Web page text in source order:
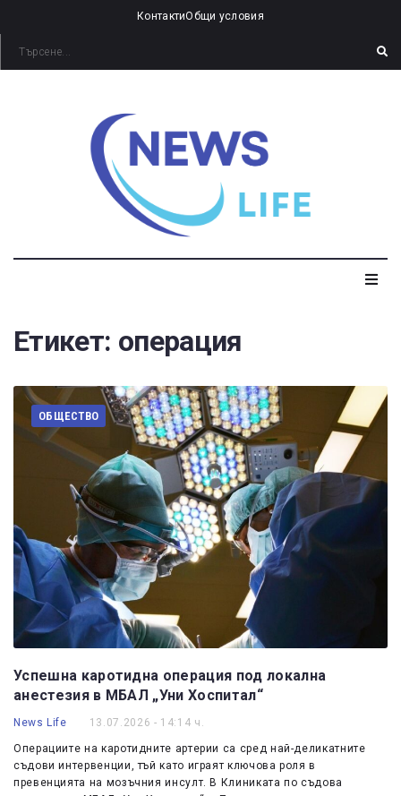
КонтактиОбщи условия
Етикет: операция
ОБЩЕСТВО
Успешна каротидна операция под локална
анестезия в МБАЛ „Уни Хоспитал“
News Life 13.07.2026 - 14:14 ч.
Операциите на каротидните артерии са сред най-деликатните
съдови интервенции, тъй като играят ключова роля в
превенцията на мозъчния инсулт. В Клиниката по съдова